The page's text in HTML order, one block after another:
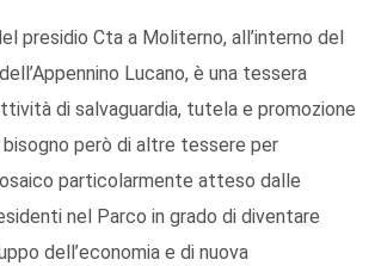
presidio Cta a Moliterno, all’interno del
Lucano, è una tessera
di salvaguardia, tutela e promozione
però di altre tessere per
particolarmente atteso dalle
nel Parco in grado di diventare
dell’economia e di nuova